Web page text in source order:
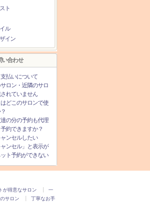
ト
ル
イン
い合わせ
払いについて
ロン・近隣のサロ
れていません
どこのサロンで使
の分の予約も代理
約できますか？
ンセルしたい
ャンセル」と表示が
ト予約ができない
が得意なサロン
一
サロン
丁寧なお手